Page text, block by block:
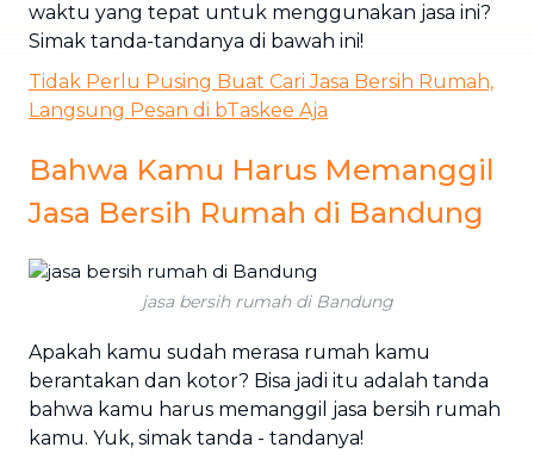
waktu yang tepat untuk menggunakan jasa ini?
Simak tanda-tandanya di bawah ini!
Tidak Perlu Pusing Buat Cari Jasa Bersih Rumah,
Langsung Pesan di bTaskee Aja
Bahwa Kamu Harus Memanggil
Jasa Bersih Rumah di Bandung
jasa bersih rumah di Bandung
Apakah kamu sudah merasa rumah kamu
berantakan dan kotor? Bisa jadi itu adalah tanda
bahwa kamu harus memanggil jasa bersih rumah
kamu. Yuk, simak tanda - tandanya!